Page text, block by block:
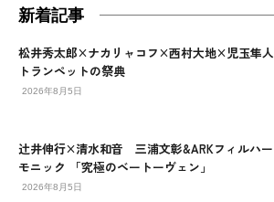
新着記事
松井秀太郎×ナカリャコフ×西村大地×児玉隼人
トランペットの祭典
2026年8月5日
辻󠄀井伸行×清水和音 三浦文彰&ARKフィルハー
モニック 「究極のベートーヴェン」
2026年8月5日